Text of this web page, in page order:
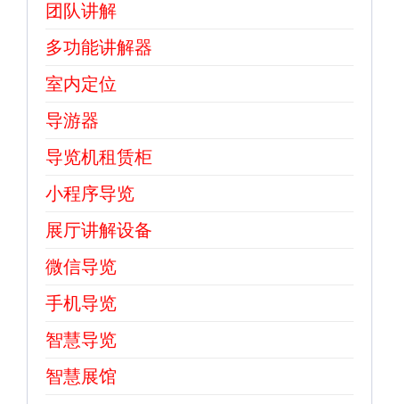
团队讲解
多功能讲解器
室内定位
导游器
导览机租赁柜
小程序导览
展厅讲解设备
微信导览
手机导览
智慧导览
智慧展馆